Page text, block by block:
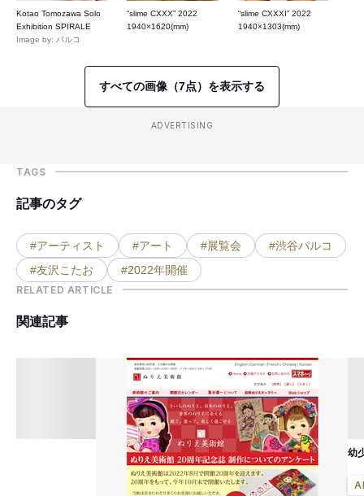
Kotao Tomozawa Solo
Exhibition SPIRALE
Image by: パルコ
“slime CXXX” 2022
1940×1620(mm)
“slime CXXXI” 2022
1940×1303(mm)
すべての画像（7点）を表示する
ADVERTISING
TAGS
記事のタグ
#アーティスト #アート #展覧会
#渋谷パルコ
#友沢こたお
#2022年開催
RELATED ARTICLE
関連記事
幼